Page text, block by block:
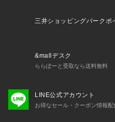
三井ショッピングパークポ
&mallデスク
ららぽーと受取なら送料無料
LINE公式アカウント
お得なセール・クーポン情報配